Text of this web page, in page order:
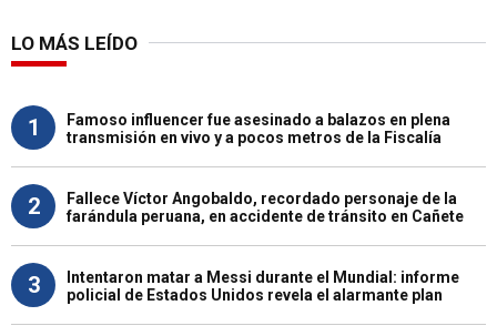
LO MÁS LEÍDO
1
Famoso influencer fue asesinado a balazos en plena
transmisión en vivo y a pocos metros de la Fiscalía
2
Fallece Víctor Angobaldo, recordado personaje de la
farándula peruana, en accidente de tránsito en Cañete
3
Intentaron matar a Messi durante el Mundial: informe
policial de Estados Unidos revela el alarmante plan